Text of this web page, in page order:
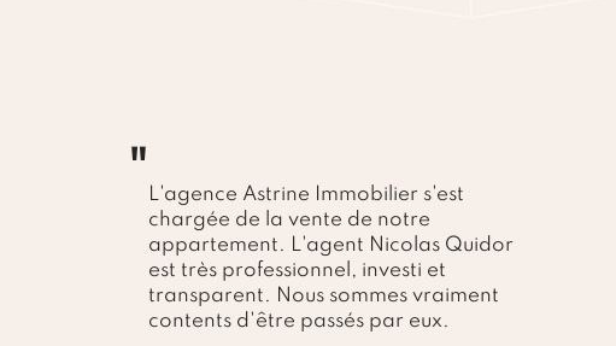
L'agence Astrine Immobilier s'est
chargée de la vente de notre
appartement. L'agent Nicolas Quidor
est très professionnel, investi et
transparent. Nous sommes vraiment
contents d'être passés par eux.
"